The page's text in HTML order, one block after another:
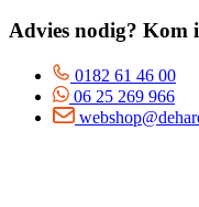
Advies nodig? Kom
0182 61 46 00
06 25 269 966